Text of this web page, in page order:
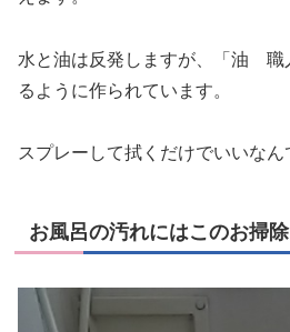
水と油は反発しますが、「油 職
るように作られています。
スプレーして拭くだけでいいなん
お風呂の汚れにはこのお掃